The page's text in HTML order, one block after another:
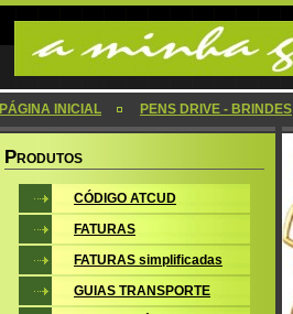
PÁGINA INICIAL PENS DRIVE - BRINDES
PRODUTOS
CÓDIGO ATCUD
FATURAS
FATURAS simplificadas
GUIAS TRANSPORTE